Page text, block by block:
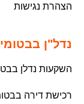
הצהרת נגישות
נדל"ן בבטומי
השקעות נדלן
רכישת דירה